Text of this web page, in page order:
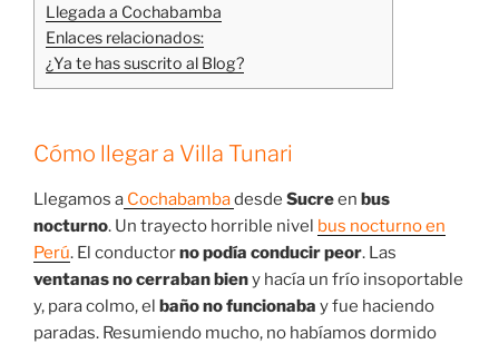
Llegada a Cochabamba
Enlaces relacionados:
¿Ya te has suscrito al Blog?
Cómo llegar a Villa Tunari
Llegamos a Cochabambadesde Sucreen bus
nocturno. Un trayecto horrible nivel bus nocturno en
Perú. El conductorno podía conducir peor. Las
ventanas no cerraban bieny hacía un frío insoportable
y, para colmo, el baño no funcionaba y fue haciendo
paradas. Resumiendo mucho, no habíamos dormido